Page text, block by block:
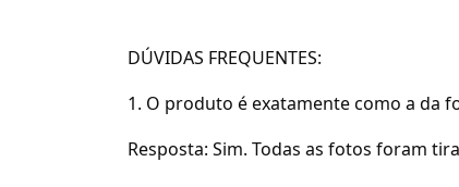
DÚVIDAS FREQUENTES:
1. O produto é exatamente como a da
Resposta: Sim. Todas as fotos foram